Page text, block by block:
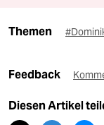
Themen
Feedback
Diesen Artikel